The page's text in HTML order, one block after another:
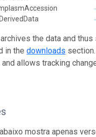
the data and
in thedownloads
allows tracking
mostra apenas